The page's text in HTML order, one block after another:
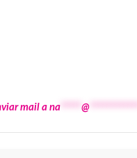
mail a na ***** @ ************